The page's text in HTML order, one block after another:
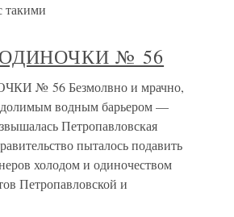
такими
№ 56
№ 56 Безмолвно и мрачно,
водным барьером —
Петропавловская
пыталось подавить
холодом и одиночеством
Петропавловской и